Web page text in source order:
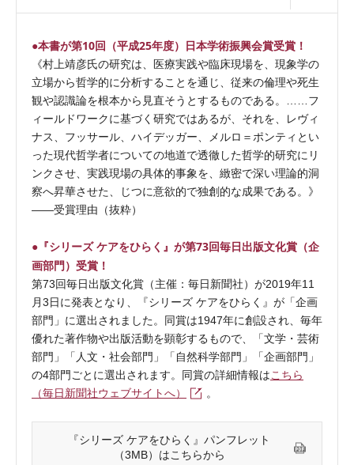
●本書が第10回（平成25年度）日本学術振興会賞受賞！
《村上靖彦氏の研究は、医療実践や臨床現場を、現象学の
立場から哲学的に分析することを通じ、従来の倫理や死生
観や認識論を根本から見直そうとするものである。……フ
ィールドワークに基づく研究ではあるが、それを、レヴィ
ナス、フッサール、ハイデッガー、メルロ＝ポンティとい
った現代哲学者についての地道で透徹した哲学的研究にリ
ンクさせ、実践現場の具体的事象を、緻密で深い理論的洞
察へ昇華させた、じつに意欲的で独創的な成果である。》
――受賞理由（抜粋）
●『シリーズ ケアをひらく』が第73回毎日出版文化賞（企
画部門）受賞！
第73回毎日出版文化賞（主催：毎日新聞社）が2019年11
月3日に発表となり、『シリーズ ケアをひらく』が「企画
部門」に選出されました。同賞は1947年に創設され、毎年
優れた著作物や出版活動を顕彰するもので、「文学・芸術
部門」「人文・社会部門」「自然科学部門」「企画部門」
の4部門ごとに選出されます。同賞の詳細情報はこちら
（毎日新聞社ウェブサイトへ）
。
『シリーズ ケアをひらく』パンフレット
（3MB）はこちらから